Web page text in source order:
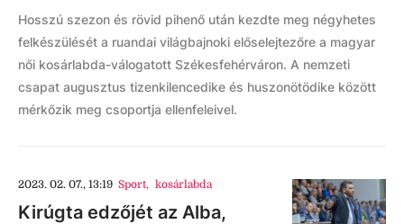
Hosszú szezon és rövid pihenő után kezdte meg négyhetes
felkészülését a ruandai világbajnoki előselejtezőre a magyar
női kosárlabda-válogatott Székesfehérváron. A nemzeti
csapat augusztus tizenkilencedike és huszonötödike között
mérkőzik meg csoportja ellenfeleivel.
2023. 02. 07., 13:19 Sport, kosárlabda
Kirúgta edzőjét az Alba,